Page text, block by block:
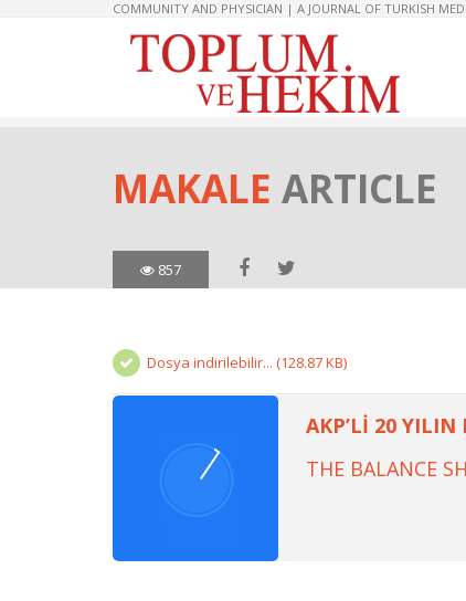
COMMUNITY AND PHYSICIAN | A JOURNAL OF TURKISH
MAKALE ARTICLE
857
Dosya indirilebilir... (128.87 KB)
AKP’Lİ 20 YILIN
THE BALANCE